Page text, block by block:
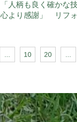
「人柄も良く確かな
心より感謝」 リフォ
... 10 20 ...